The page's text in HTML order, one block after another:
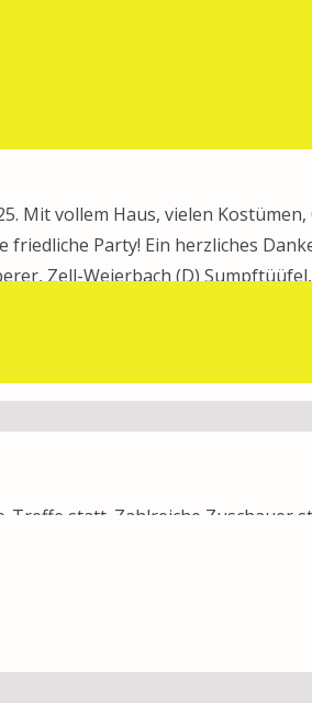
Mit vollem Haus, vielen
Party! Ein herzliches
Zell-Weierbach (D)
statt. Zahlreiche Zuschauer
Nachdem jede Gugge auf der
Im …